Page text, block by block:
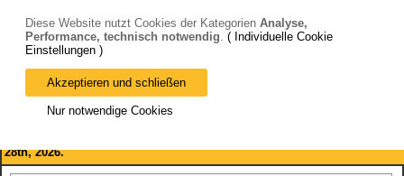
Bitte beachten Sie: wir machen Betriebsferien, vom 03. bis 28.
August 2026 haben wir geschlossen.
28th, 2026.
Diese Website nutzt Cookies der Kategorien Analyse,
Performance, technisch notwendig. ( Individuelle Cookie
Einstellungen )
Akzeptieren und schließen
Nur notwendige Cookies